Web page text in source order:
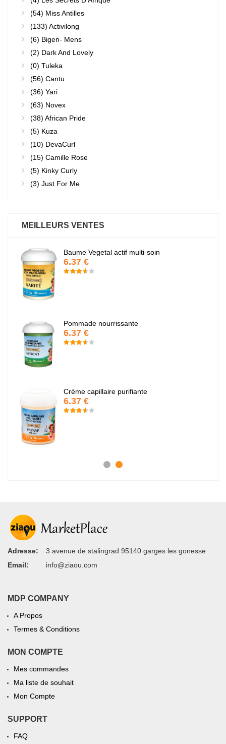
(54) Miss Antilles
(133) Activilong
(6) Bigen- Mens
(2) Dark And Lovely
(0) Tuleka
(56) Cantu
(36) Yari
(63) Novex
(38) African Pride
(5) Kuza
(10) DevaCurl
(15) Camille Rose
(5) Kinky Curly
(3) Just For Me
MEILLEURS VENTES
Baume Vegetal actif multi-soin
6.37 €
Pommade nourrissante
6.37 €
Crème capillaire purifiante
6.37 €
Adresse:
3 avenue de stalingrad 95140 garges les gonesse
Email:
info@ziaou.com
MDP COMPANY
A Propos
Termes & Conditions
MON COMPTE
Mes commandes
Ma liste de souhait
Mon Compte
SUPPORT
FAQ